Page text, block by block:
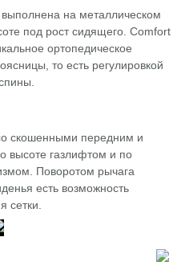
на металлическом
под рост сидящего. Comfort
ортопедическое
то есть регулировкой
скошенными передним и
высоте газлифтом и по
Поворотом рычага
есть возможность
сетки.